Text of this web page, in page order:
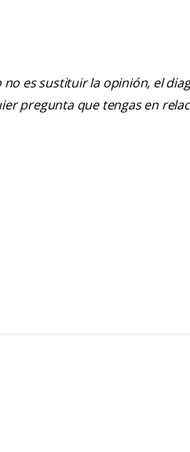
es sustituir la opinión, el
pregunta que tengas en